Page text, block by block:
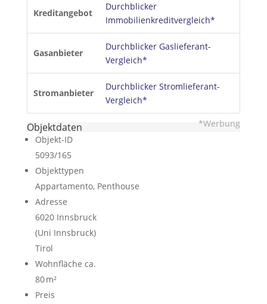
Kreditangebot
Durchblicker
Immobilienkreditvergleich*
Gasanbieter
Durchblicker Gaslieferant-
Vergleich*
Stromanbieter
Durchblicker Stromlieferant-
Vergleich*
*Werbung
Objektdaten
Objekt-ID
5093/165
Objekttypen
Appartamento, Penthouse
Adresse
6020 Innsbruck
(Uni Innsbruck)
Tirol
Wohnfläche ca.
80 m²
Preis